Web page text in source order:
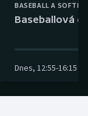
BASEBALL A
Baseballová
Dnes, 12:55-16:15